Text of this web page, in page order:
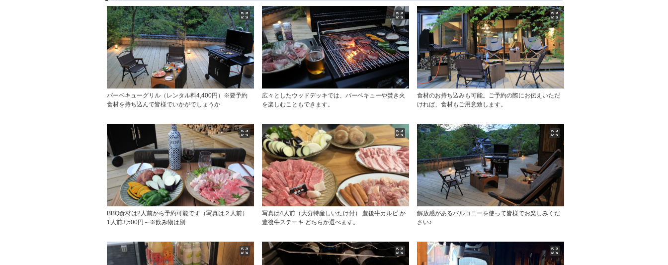
バーベキューグリル（レンタル料4,400円）※要予約
食材を持ち込んで皆様でいかがでしょうか
広々としたウッドデッキでは、バーベキューや焚き火
を楽しむこともできます。
食材のお持ち込みも可能。ご予約の際にお伝えいただ
ければ、食材もご用意致します。
BBQ食材は2人前から予約可能です（写真は２人前）
1人前3,500円～※飲み物は別
写真は4人前（大分特産しいたけ付） 豊後牛カルビ か
豊後牛ステーキ どちらか選べます。
解放感があるバルコニーを使って皆様でお楽しみくだ
さい♪